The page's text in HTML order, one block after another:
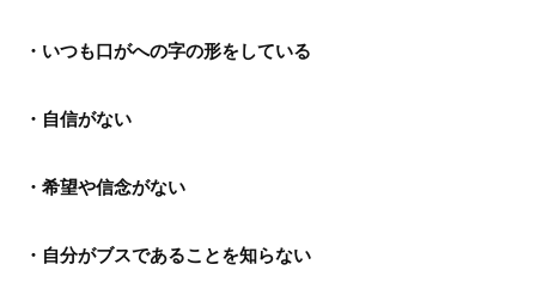
・いつも口がへの字の形をしている
・自信がない
・希望や信念がない
・自分がブスであることを知らない